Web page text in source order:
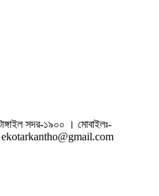
সদর-১৯০০ । মোবাইলঃ-
ekotarkantho@gmail.com